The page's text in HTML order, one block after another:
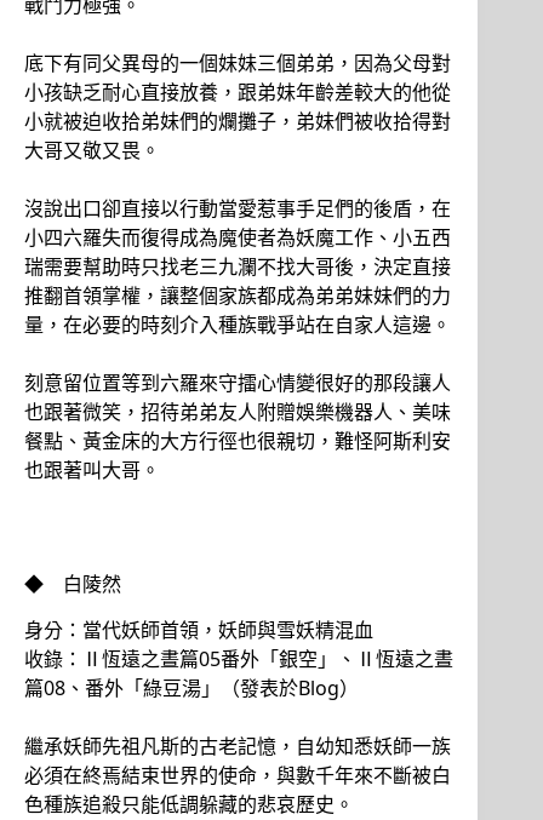
底下有同父異母的一個妹妹三個弟弟，因為父母對
小孩缺乏耐心直接放養，跟弟妹年齡差較大的他從
小就被迫收拾弟妹們的爛攤子，弟妹們被收拾得對
大哥又敬又畏。
沒說出口卻直接以行動當愛惹事手足們的後盾，在
小四六羅失而復得成為魔使者為妖魔工作、小五西
瑞需要幫助時只找老三九瀾不找大哥後，決定直接
推翻首領掌權，讓整個家族都成為弟弟妹妹們的力
量，在必要的時刻介入種族戰爭站在自家人這邊。
刻意留位置等到六羅來守擂心情變很好的那段讓人
也跟著微笑，招待弟弟友人附贈娛樂機器人、美味
餐點、黃金床的大方行徑也很親切，難怪阿斯利安
也跟著叫大哥。
◆ 白陵然
身分：當代妖師首領，妖師與雪妖精混血
收錄：Ⅱ恆遠之晝篇05番外「銀空」、Ⅱ恆遠之晝
篇08、番外「綠豆湯」（發表於Blog）
繼承妖師先祖凡斯的古老記憶，自幼知悉妖師一族
必須在終焉結束世界的使命，與數千年來不斷被白
色種族追殺只能低調躲藏的悲哀歷史。